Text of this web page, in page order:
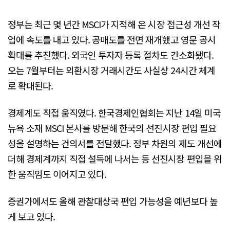
정부는 최근 몇 년간 MSCI가 지적해 온 시장 접근성 개선 작
업에 속도를 내고 있다. 공매도를 전면 재개했고 영문 공시
확대를 추진했다. 외국인 투자자 등록 절차도 간소화됐다.
오는 7월부터는 외환시장 거래시간도 사실상 24시간 체계
로 확대된다.
경제계도 직접 움직였다. 한국경제인협회는 지난 14일 미국
뉴욕 소재 MSCI 본사를 방문해 한국의 선진시장 편입 필요
성을 설명하는 건의서를 전달했다. 정부 차원의 제도 개선에
더해 경제계까지 직접 설득에 나서는 등 선진시장 편입을 위
한 움직임도 이어지고 있다.
증권가에서도 올해 관찰대상국 편입 가능성을 예년보다 높
게 보고 있다.